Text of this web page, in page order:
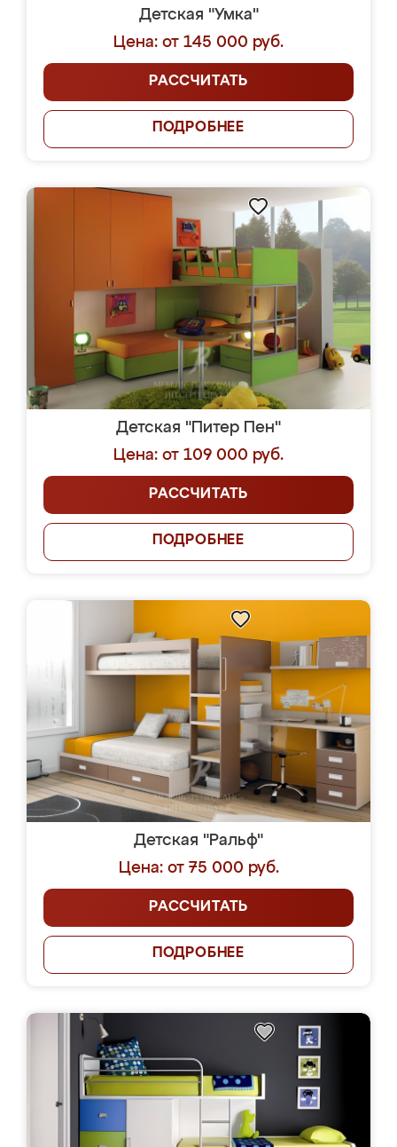
Детская "Умка"
Цена: от 145 000 руб.
РАССЧИТАТЬ
ПОДРОБНЕЕ
Детская "Питер Пен"
Цена: от 109 000 руб.
РАССЧИТАТЬ
ПОДРОБНЕЕ
Детская "Ральф"
Цена: от 75 000 руб.
РАССЧИТАТЬ
ПОДРОБНЕЕ